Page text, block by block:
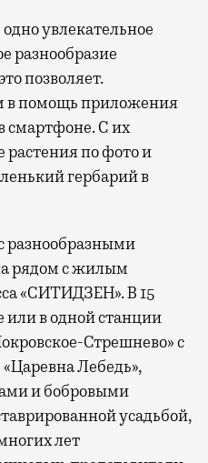
увлекательное
разнообразие
позволяет.
помощь приложения
смартфоне. С их
по фото и
гербарий в
рядом с жилым
«СИТИДЗЕН». В 15
в одной станции
Стрешнево» с
Лебедь»,
и бобровыми
усадьбой,
лет